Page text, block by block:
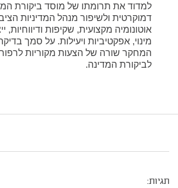
למדוד את תרומתו של מוסד ביקורת
דמוקרטית ולשיפור מנהל המדיניות
אוטונומיה מקצועית, שקיפות ודיווחיות,
מינוי, אפקטיביות ויעילות. על סמך
המחקר שורה של הצעות מקוריות
לביקורת המדינה.
תגיות: